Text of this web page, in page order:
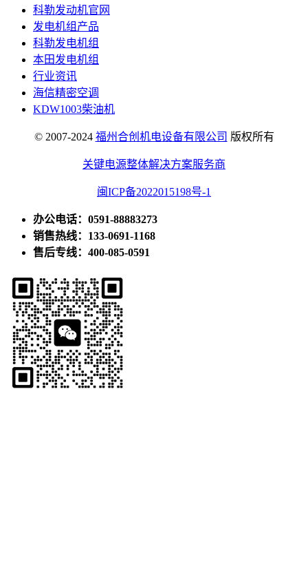
科勒发动机官网
发电机组产品
科勒发电机组
本田发电机组
行业资讯
海信精密空调
KDW1003柴油机
© 2007-2024 福州合创机电设备有限公司 版权所有
关键电源整体解决方案服务商
闽ICP备2022015198号-1
办公电话：0591-88883273
销售热线：133-0691-1168
售后专线：400-085-0591